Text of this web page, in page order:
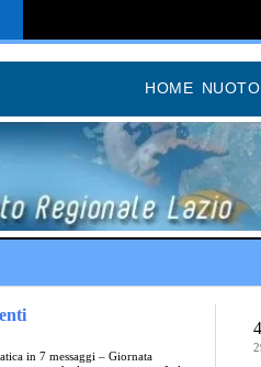
HOME NUOTO
in 7 messaggi – Giornata